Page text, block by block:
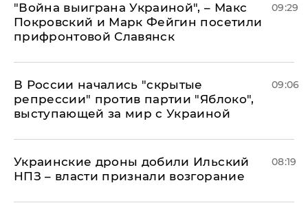
"Война выиграна Украиной", – Макс
Покровский и Марк Фейгин посетили
прифронтовой Славянск
09:29
В России начались "скрытые
репрессии" против партии "Яблоко",
выступающей за мир с Украиной
09:06
Украинские дроны добили Ильский
НПЗ – власти признали возгорание
08:19